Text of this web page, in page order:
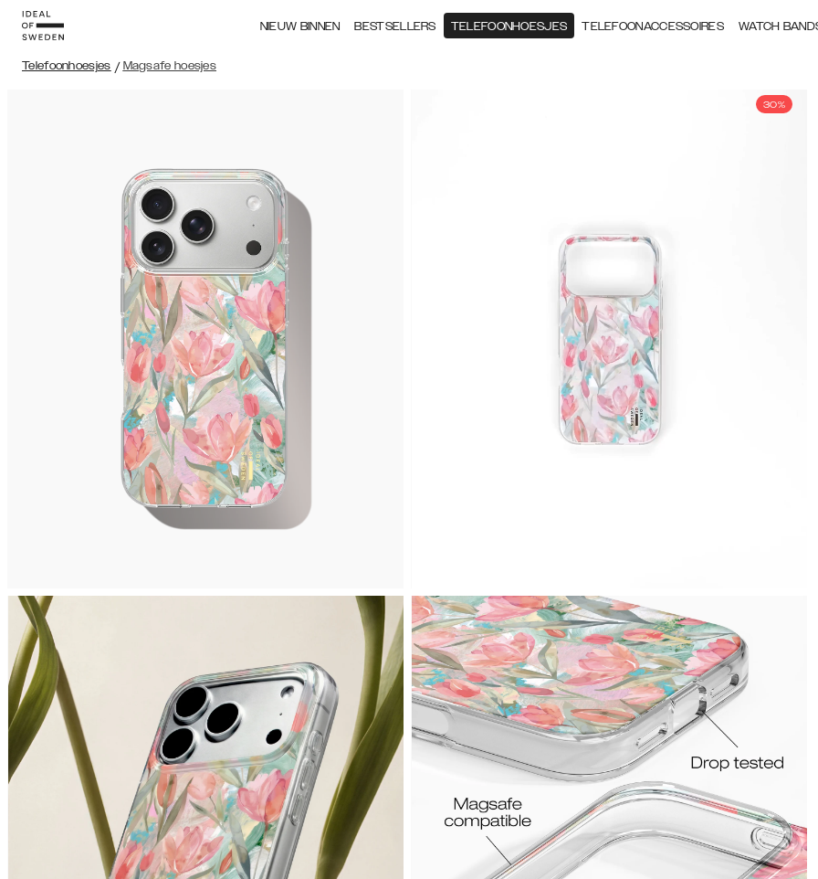
NIEUW BINNEN BESTSELLERS TELEFOONHOESJES TELEFOONACCESSOIRES WATCH
Telefoonhoesjes / Magsafe hoesjes
30%